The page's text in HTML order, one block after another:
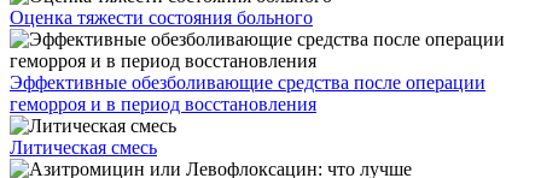
Оценка тяжести состояния больного
Эффективные обезболивающие средства после операции
геморроя и в период восстановления
Литическая смесь